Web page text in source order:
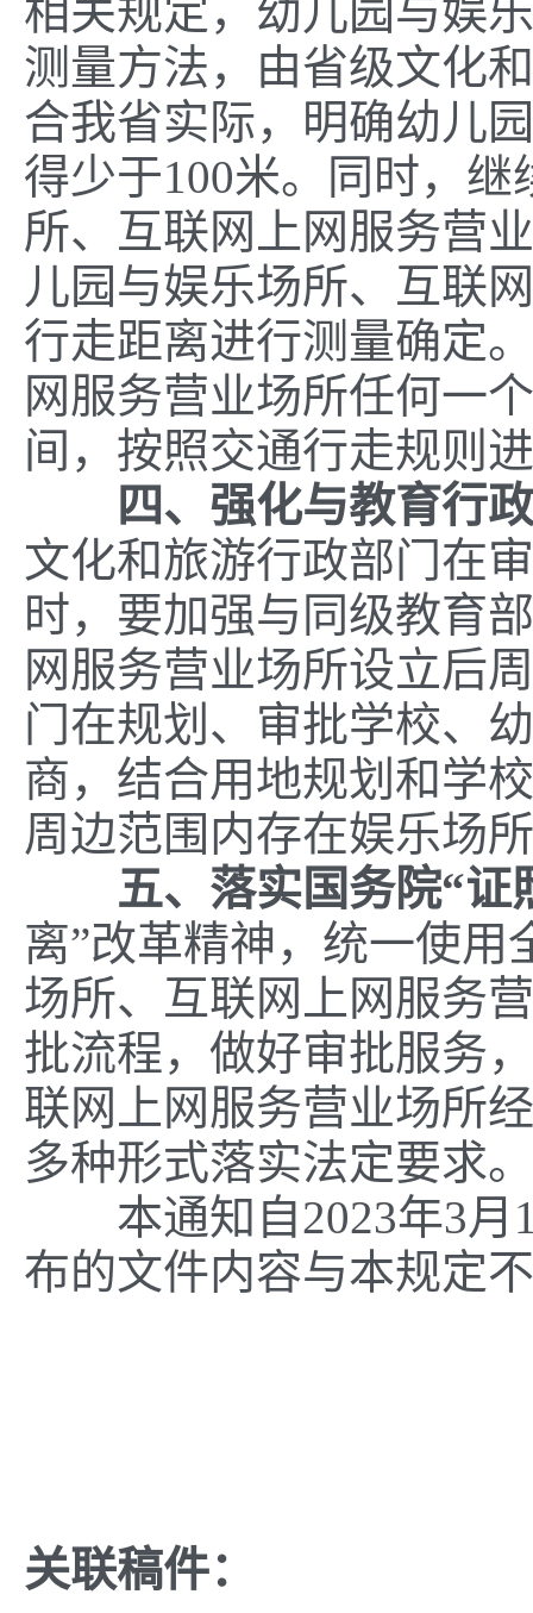
相关规定，幼儿园与娱
测量方法，由省级文化
合我省实际，明确幼儿
得少于100米。同时，
所、互联网上网服务营
儿园与娱乐场所、互联
行走距离进行测量确定
网服务营业场所任何一
间，按照交通行走规则
四、强化与教育行
文化和旅游行政部门在
时，要加强与同级教育
网服务营业场所设立后
门在规划、审批学校、
商，结合用地规划和学
周边范围内存在娱乐场
五、落实国务院“证
离”改革精神，统一使
场所、互联网上网服务
批流程，做好审批服务
联网上网服务营业场所
多种形式落实法定要求。
本通知自2023年3月1
布的文件内容与本规定
关联稿件：